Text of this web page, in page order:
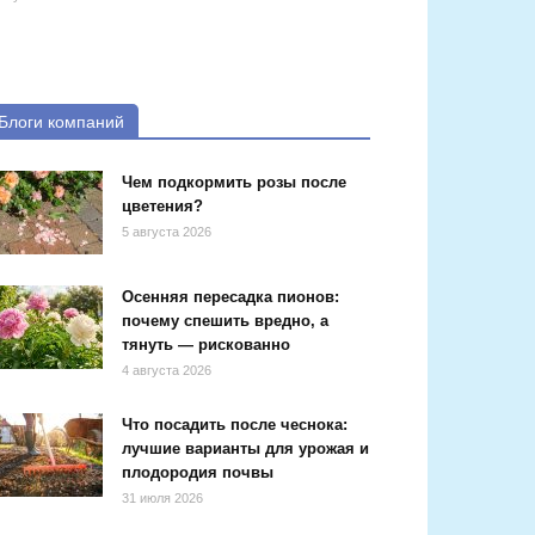
компаний
Чем подкормить розы после
цветения?
5 августа 2026
Осенняя пересадка пионов:
почему спешить вредно, а
тянуть — рискованно
4 августа 2026
Что посадить после чеснока:
лучшие варианты для урожая и
плодородия почвы
31 июля 2026